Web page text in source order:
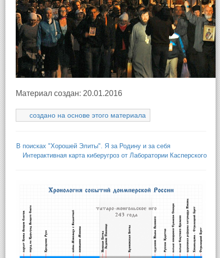
Материал создан: 20.01.2016
создано на основе этого материала
В поисках "Хорошей Элиты". Я за Родину и за себя
Интерактивная карта киберугроз от Лаборатории Касперского